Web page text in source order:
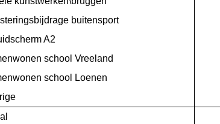
buitensport
A2
school Vreeland
school Loenen